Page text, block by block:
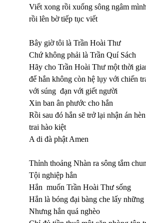
Viết xong rồi xuống sông ngâm mình
rồi lên bờ tiếp tục viết
Bây giờ tôi là Trần Hoài Thư
Chứ không phải là Trần Quí Sách
Hãy cho Trần Hoài Thư một thời
để hắn không còn hệ lụy với chiến
với súng đạn với giết người
Xin ban ân phước cho hắn
Rồi sau đó hắn sẽ trở lại nhận án
trai hào kiệt
A di đà phật Amen
Thỉnh thoảng Nhàn ra sông tắm
Tội nghiệp hắn
Hắn muốn Trần Hoài Thư sống
Hắn là bóng đại bàng che lấy
Nhưng hắn quá nghèo